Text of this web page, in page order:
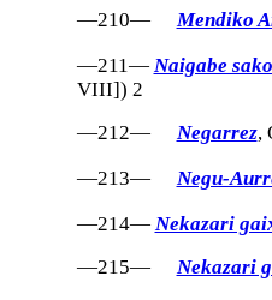
—210—
Mendiko
—211— Naigabe
VIII]) 2
—212—
Negarrez,
—213—
Negu-
—214— Nekazari
—215—
Nekazari